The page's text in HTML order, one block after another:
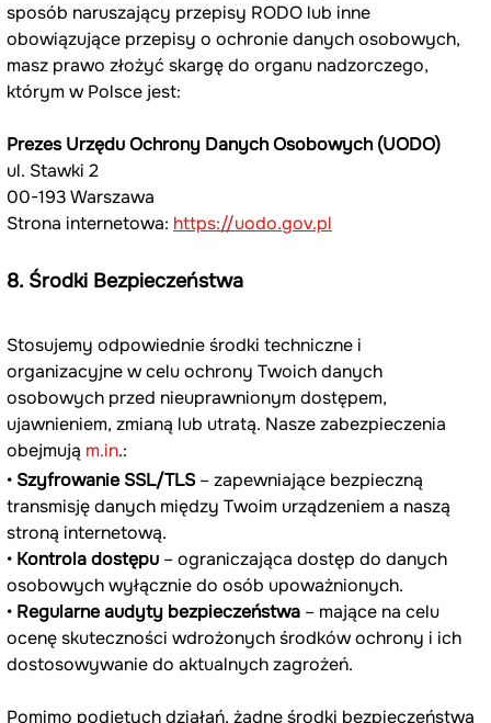
sposób naruszający przepisy RODO lub inne
obowiązujące przepisy o ochronie danych osobowych,
masz prawo złożyć skargę do organu nadzorczego,
którym w Polsce jest:
Prezes Urzędu Ochrony Danych Osobowych (UODO)
ul. Stawki 2
00-193 Warszawa
Strona internetowa: https://uodo.gov.pl
8. Środki Bezpieczeństwa
Stosujemy odpowiednie środki techniczne i
organizacyjne w celu ochrony Twoich danych
osobowych przed nieuprawnionym dostępem,
ujawnieniem, zmianą lub utratą. Nasze zabezpieczenia
obejmują m.in.:
• Szyfrowanie SSL/TLS – zapewniające bezpieczną
transmisję danych między Twoim urządzeniem a naszą
stroną internetową.
• Kontrola dostępu – ograniczająca dostęp do danych
osobowych wyłącznie do osób upoważnionych.
• Regularne audyty bezpieczeństwa – mające na celu
ocenę skuteczności wdrożonych środków ochrony i ich
dostosowywanie do aktualnych zagrożeń.
Pomimo podjętych działań, żadne środki bezpieczeństwa